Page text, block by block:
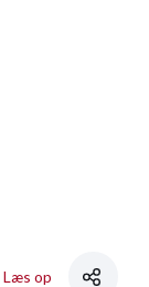
Læs op